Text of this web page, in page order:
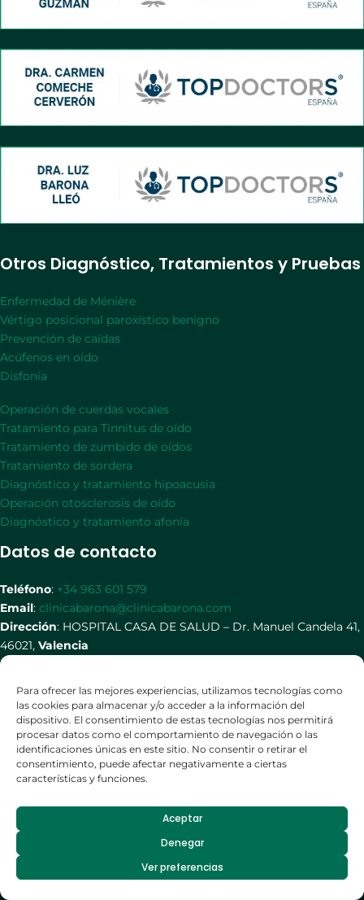
Para ofrecer las mejores experiencias, utilizamos tecnologías como
las cookies para almacenar y/o acceder a la información del
dispositivo. El consentimiento de estas tecnologías nos permitirá
procesar datos como el comportamiento de navegación o las
identificaciones únicas en este sitio. No consentir o retirar el
consentimiento, puede afectar negativamente a ciertas
características y funciones.
Aceptar
Denegar
Ver preferencias
Otros Diagnóstico, Tratamientos y Pruebas
Enfermedad de Ménière
Vértigo posicional paroxístico benigno
Prevención de caídas
Acúfenos en oído
Disfonía
Operación de cuerdas vocales
Tratamiento para Tinnitus de oído
Tratamiento de zumbido de oídos
Tratamiento de sordera
Diagnóstico y tratamiento hipoacusia
Operación otosclerosis de oído
Diagnóstico y tratamiento afonía
Datos de contacto
Teléfono: +34 963 601 579
Email: clinicabarona@clinicabarona.com
Dirección: HOSPITAL CASA DE SALUD – Dr. Manuel Candela 41,
46021, Valencia
Redes Sociales
Copyright © 2026 Clínica Barona |Diseño por Seo Solutions
Política
de privacidad-Política de cookies